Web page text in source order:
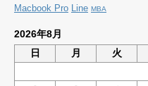
Macbook Pro Line MBA
2026年8月
日
月 火